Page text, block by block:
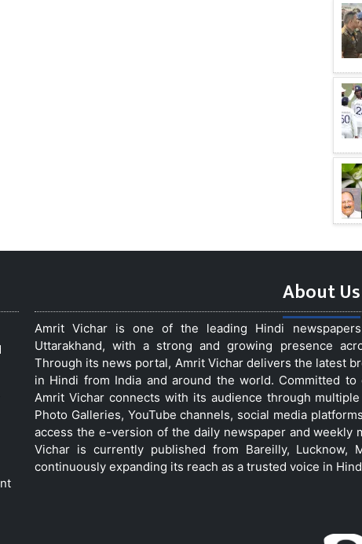
About Us
Amrit Vichar is one of the leading Hindi
Uttarakhand, with a strong and growing presence
Through its news portal, Amrit Vichar delivers the latest
in Hindi from India and around the world. Committed
Amrit Vichar connects with its audience through
Photo Galleries, YouTube channels, social media
access the e-version of the daily newspaper and weekly
Vichar is currently published from Bareilly, Lucknow,
continuously expanding its reach as a trusted voice in